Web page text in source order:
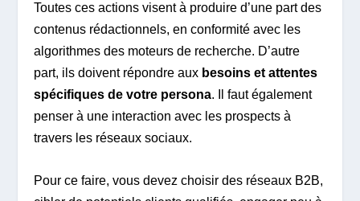
Toutes ces actions visent à produire d’une part des
contenus rédactionnels, en conformité avec les
algorithmes des moteurs de recherche. D’autre
part, ils doivent répondre aux besoins et attentes
spécifiques de votre persona. Il faut également
penser à une interaction avec les prospects à
travers les réseaux sociaux.
Pour ce faire, vous devez choisir des réseaux B2B,